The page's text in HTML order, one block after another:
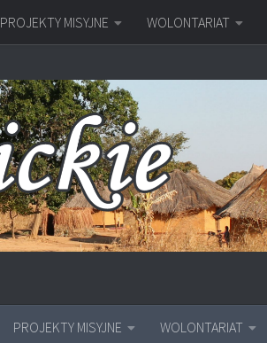
PROJEKTY MISYJNE WOLONTARIAT
PROJEKTY MISYJNE WOLONTARIAT